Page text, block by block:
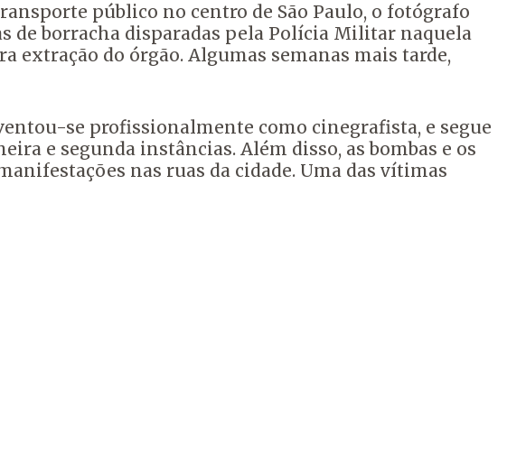
público no centro de São Paulo, o fotógrafo
de borracha disparadas pela Polícia Militar naquela
extração do órgão. Algumas semanas mais tarde,
se profissionalmente como cinegrafista, e segue
e segunda instâncias. Além disso, as bombas e os
nas ruas da cidade. Uma das vítimas